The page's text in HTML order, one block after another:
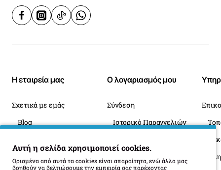
Η εταιρεία μας
Σχετικά με εμάς
Blog
Όροι Επιστροφής
Ο λογαριασμός μου
Σύνδεση
Ιστορικό Παραγγελιών
Αυτή η σελίδα χρησιμοποιεί cookies.
Ορισμένα από αυτά τα cookies είναι απαραίτητα, ενώ άλλα μας
βοηθούν να βελτιώσουμε την εμπειρία σας παρέχοντας